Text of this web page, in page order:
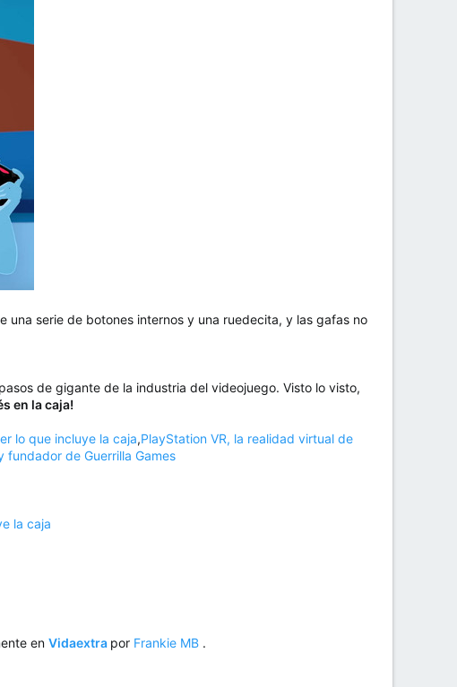
una serie de botones internos y una ruedecita, y las gafas no
de gigante de la industria del videojuego. Visto lo visto,
en la caja!
lo que incluye la caja,PlayStation VR, la realidad virtual de
fundador de Guerrilla Games
la caja
en Vidaextra por Frankie MB .